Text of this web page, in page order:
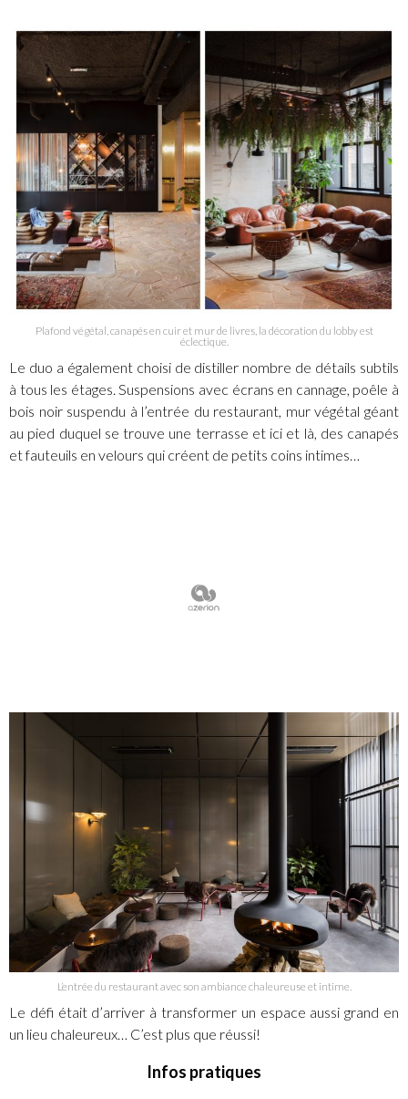
Plafond végétal, canapés en cuir et mur de livres, la décoration du lobby est
éclectique.
Le duo a également choisi de distiller nombre de détails subtils
à tous les étages. Suspensions avec écrans en cannage, poêle à
bois noir suspendu à l’entrée du restaurant, mur végétal géant
au pied duquel se trouve une terrasse et ici et là, des canapés
et fauteuils en velours qui créent de petits coins intimes…
L’entrée du restaurant avec son ambiance chaleureuse et intime.
Le défi était d’arriver à transformer un espace aussi grand en
un lieu chaleureux… C’est plus que réussi!
Infos pratiques